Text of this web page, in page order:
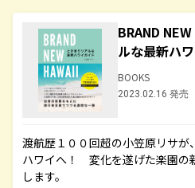
BRAND
ルな最新ハ
BOOKS
2023.02.16 発売
渡航歴１００回超の小笠原リサ
ハワイへ！ 変化を遂げた楽園の
します。